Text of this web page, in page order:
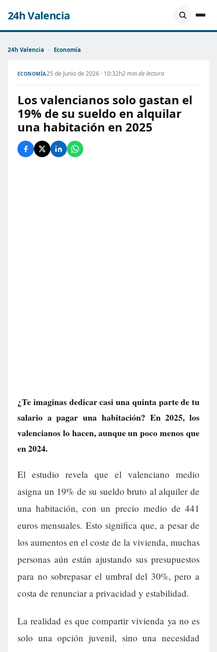
24h Valencia
24h Valencia › Economía
ECONOMÍA25 de Junio de 2026 · 10:32h2 min de lectura
Los valencianos solo gastan el
19% de su sueldo en alquilar
una habitación en 2025
¿Te imaginas dedicar casi una quinta parte de tu
salario a pagar una habitación? En 2025, los
valencianos lo hacen, aunque un poco menos que
en 2024.
El estudio revela que el valenciano medio
asigna un 19% de su sueldo bruto al alquiler de
una habitación, con un precio medio de 441
euros mensuales. Esto significa que, a pesar de
los aumentos en el coste de la vivienda, muchas
personas aún están ajustando sus presupuestos
para no sobrepasar el umbral del 30%, pero a
costa de renunciar a privacidad y estabilidad.
La realidad es que compartir vivienda ya no es
solo una opción juvenil, sino una necesidad